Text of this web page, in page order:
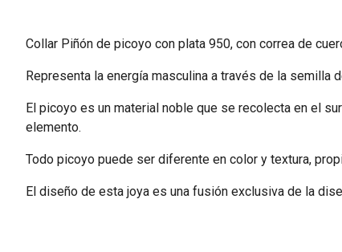
Collar Piñón de picoyo con plata 950, con correa de
Representa la energía masculina a través de la semilla
El picoyo es un material noble que se recolecta en el
elemento.
Todo picoyo puede ser diferente en color y textura,
El diseño de esta joya es una fusión exclusiva de la